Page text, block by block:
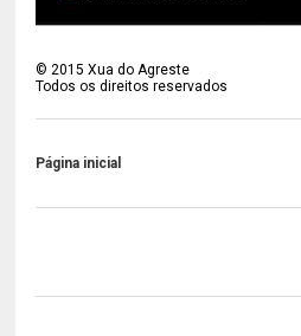
©2015 Xua do Agreste
Todos os direitos reservados
Página inicial